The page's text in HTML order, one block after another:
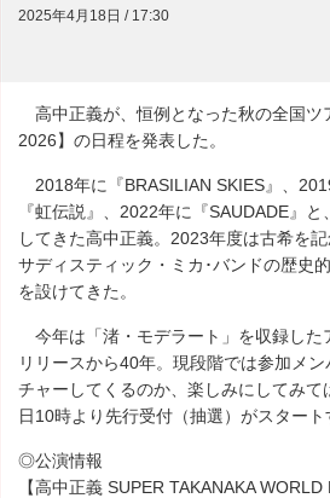
2025年4月18日 / 17:30
高中正義が、恒例となった秋の全国ツ
2026】の日程を発表した。
2018年に『BRASILIAN SKIES』、
『虹伝説』、2022年に『SAUDADE』
してきた高中正義。2023年度は古希を
サディスティック・ミカ･バンドの歴史
を設けてきた。
今年は「渚・モデラート」を収録した
リリースから40年。現段階では参加メ
チャーしてくるのか、楽しみにしてみ
日10時より先行受付（抽選）がスタート
◎公演情報
【高中正義 SUPER TAKANAKA WORLD